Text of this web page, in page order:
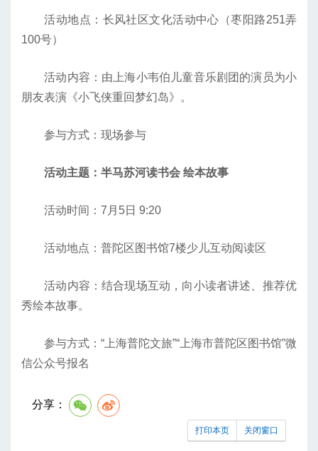
活动地点：长风社区文化活动中心（枣阳路251弄
100号）
活动内容：由上海小韦伯儿童音乐剧团的演员为小
朋友表演《小飞侠重回梦幻岛》。
参与方式：现场参与
活动主题：半马苏河读书会 绘本故事
活动时间：7月5日 9:20
活动地点：普陀区图书馆7楼少儿互动阅读区
活动内容：结合现场互动，向小读者讲述、推荐优
秀绘本故事。
参与方式：“上海普陀文旅”“上海市普陀区图书馆”微
信公众号报名
分享：
打印本页 关闭窗口